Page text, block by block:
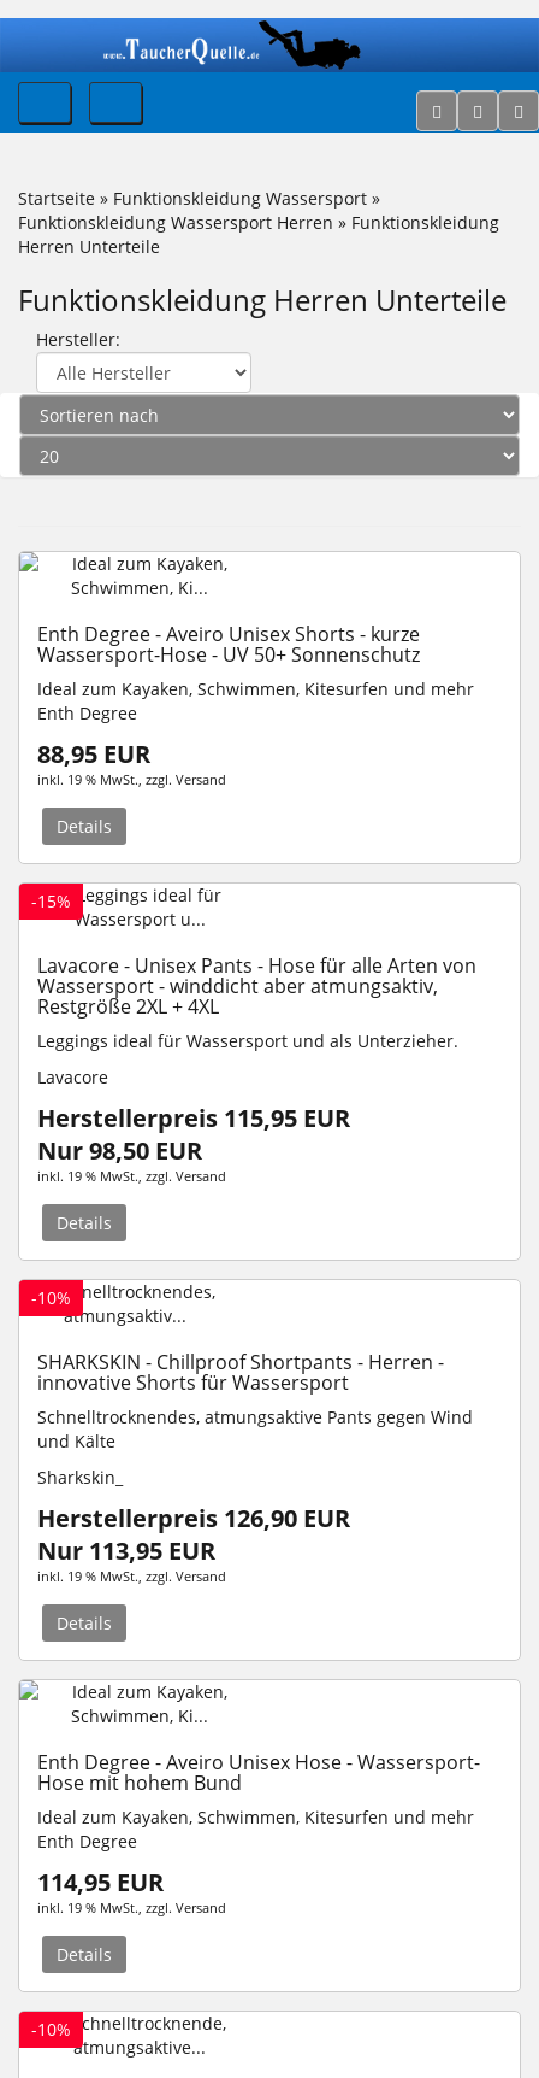
Startseite » Funktionskleidung Wassersport »
Funktionskleidung Wassersport Herren » Funktionskleidung
Herren Unterteile
Funktionskleidung Herren Unterteile
Hersteller:
Enth Degree - Aveiro Unisex Shorts - kurze
Wassersport-Hose - UV 50+ Sonnenschutz
Ideal zum Kayaken, Schwimmen, Kitesurfen und mehr
Enth Degree
88,95 EUR
inkl. 19 % MwSt. , zzgl. Versand
Details
-15%
Lavacore - Unisex Pants - Hose für alle Arten von
Wassersport - winddicht aber atmungsaktiv,
Restgröße 2XL + 4XL
Leggings ideal für Wassersport und als Unterzieher.
Lavacore
Herstellerpreis 115,95 EUR
Nur 98,50 EUR
inkl. 19 % MwSt. , zzgl. Versand
Details
-10%
SHARKSKIN - Chillproof Shortpants - Herren -
innovative Shorts für Wassersport
Schnelltrocknendes, atmungsaktive Pants gegen Wind
und Kälte
Sharkskin_
Herstellerpreis 126,90 EUR
Nur 113,95 EUR
inkl. 19 % MwSt. , zzgl. Versand
Details
Enth Degree - Aveiro Unisex Hose - Wassersport-
Hose mit hohem Bund
Ideal zum Kayaken, Schwimmen, Kitesurfen und mehr
Enth Degree
114,95 EUR
inkl. 19 % MwSt. , zzgl. Versand
Details
-10%